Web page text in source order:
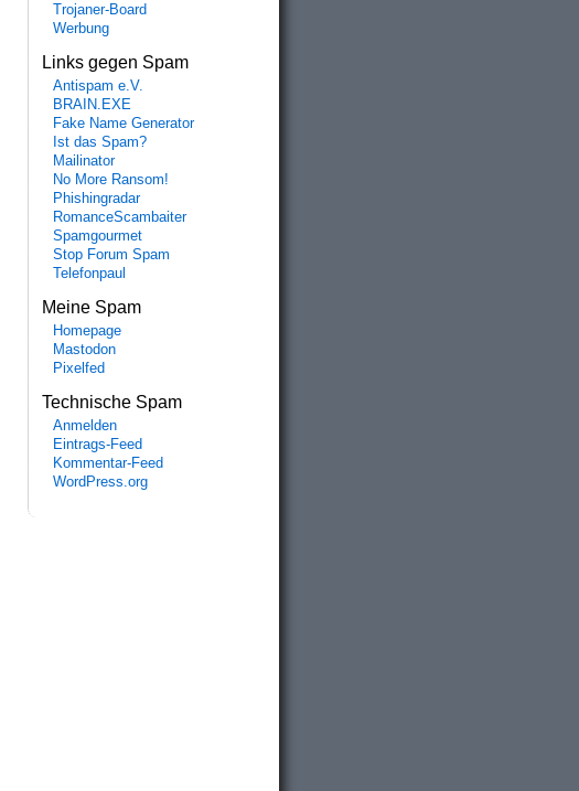
Trojaner-Board
Werbung
Links gegen Spam
Antispam e.V.
BRAIN.EXE
Fake Name Generator
Ist das Spam?
Mailinator
No More Ransom!
Phishingradar
RomanceScambaiter
Spamgourmet
Stop Forum Spam
Telefonpaul
Meine Spam
Homepage
Mastodon
Pixelfed
Technische Spam
Anmelden
Eintrags-Feed
Kommentar-Feed
WordPress.org